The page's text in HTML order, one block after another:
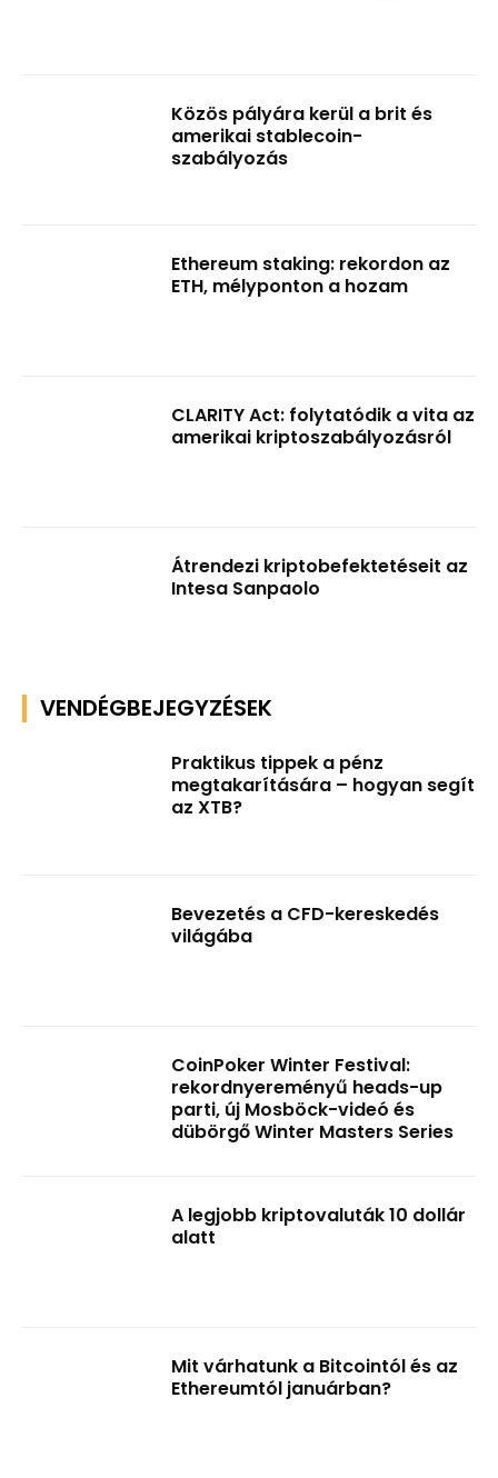
Közös pályára kerül a brit és
amerikai stablecoin-
szabályozás
Ethereum staking: rekordon az
ETH, mélyponton a hozam
CLARITY Act: folytatódik a vita az
amerikai kriptoszabályozásról
Átrendezi kriptobefektetéseit az
Intesa Sanpaolo
VENDÉGBEJEGYZÉSEK
Praktikus tippek a pénz
megtakarítására – hogyan segít
az XTB?
Bevezetés a CFD-kereskedés
világába
CoinPoker Winter Festival:
rekordnyereményű heads-up
parti, új Mosböck-videó és
dübörgő Winter Masters Series
A legjobb kriptovaluták 10 dollár
alatt
Mit várhatunk a Bitcointól és az
Ethereumtól januárban?